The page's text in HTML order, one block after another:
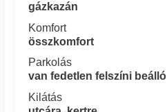
gázkazán
Komfort
összkomfort
Parkolás
van fedetlen felszíni beálló
Kilátás